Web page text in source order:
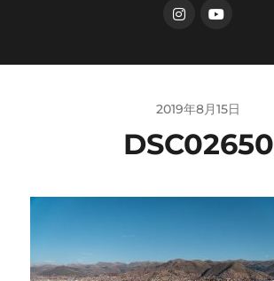
2019年8月15日
DSC02650